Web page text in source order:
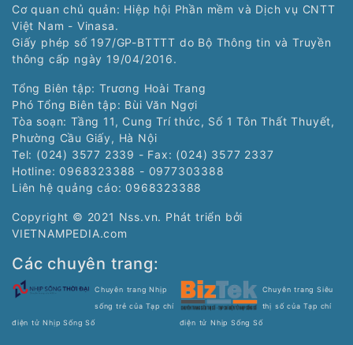
Cơ quan chủ quản: Hiệp hội Phần mềm và Dịch vụ CNTT
Việt Nam - Vinasa.
Giấy phép số 197/GP-BTTTT do Bộ Thông tin và Truyền
thông cấp ngày 19/04/2016.
Tổng Biên tập: Trương Hoài Trang
Phó Tổng Biên tập: Bùi Văn Ngợi
Tòa soạn: Tầng 11, Cung Trí thức, Số 1 Tôn Thất Thuyết,
Phường Cầu Giấy, Hà Nội
Tel: (024) 3577 2339 - Fax: (024) 3577 2337
Hotline: 0968323388 - 0977303388
Liên hệ quảng cáo: 0968323388
Copyright © 2021 Nss.vn. Phát triển bởi
VIETNAMPEDIA.com
Các chuyên trang:
Chuyên trang Nhịp
sống trẻ của Tạp chí
điện tử Nhịp Sống Số
Chuyên trang Siêu
thị số của Tạp chí
điện tử Nhịp Sống Số